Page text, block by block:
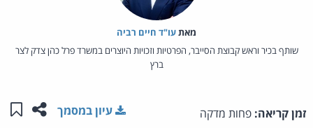
מאת‏עו"ד חיים רביה
שותף בכיר וראש קבוצת הסייבר, הפרטיות וזכויות היוצרים במשרד פרל כהן צדק לצר
ברץ
זמן קריאה: פחות מדקה שתפו
עיון במסמך